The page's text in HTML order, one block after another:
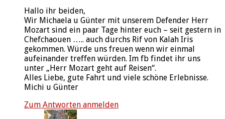
Hallo ihr beiden,
Wir Michaela u Günter mit unserem Defender Herr
Mozart sind ein paar Tage hinter euch – seit gestern in
Chefchaouen ….. auch durchs Rif von Kalah Iris
gekommen. Würde uns freuen wenn wir einmal
aufeinander treffen würden. Im fb findet ihr uns
unter „Herr Mozart geht auf Reisen“.
Alles Liebe, gute Fahrt und viele schöne Erlebnisse.
Michi u Günter
Zum Antworten anmelden